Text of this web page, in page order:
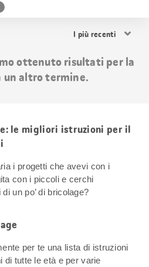
i
ottenuto risultati per la
un altro termine.
le migliori istruzioni per il
i progetti che avevi con i
con i piccoli e cerchi
un po’ di bricolage?
per te una lista di istruzioni
di tutte le età e per varie